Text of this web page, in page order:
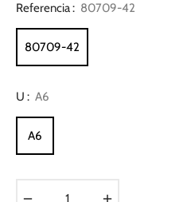
Referencia : 80709-42
80709-42
U : A6
A6